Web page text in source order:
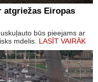
atgriežas Eiropas
būs pieejams ar
mdelis. LASĪT VAIRĀK